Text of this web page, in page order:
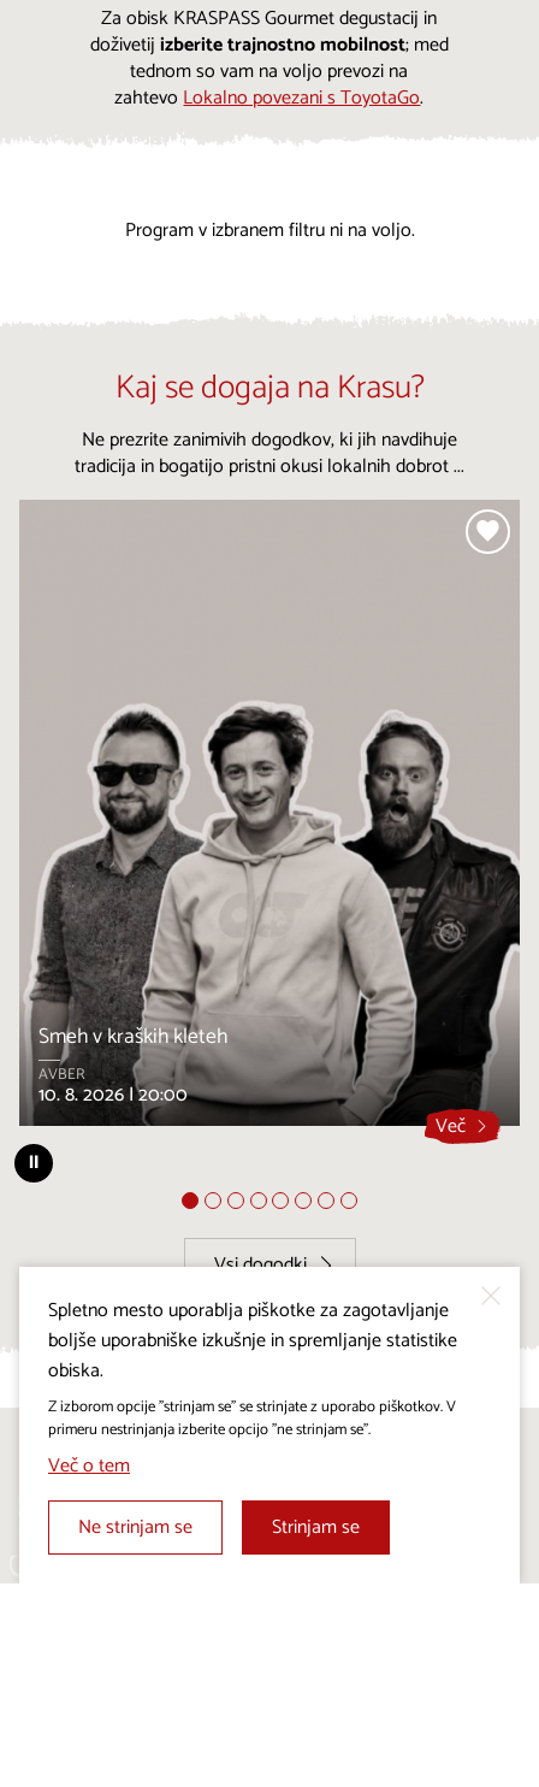
Za obisk KRASPASS Gourmet degustacij in
doživetijizberite trajnostno mobilnost; med
tednom so vam na voljo prevozi na
zahtevoLokalno povezani s ToyotaGo.
Program v izbranem filtru ni na voljo.
Kaj se dogaja na Krasu?
Ne prezrite zanimivih dogodkov, ki jih navdihuje
tradicija in bogatijo pristni okusi lokalnih dobrot ...
Smeh v kraških kleteh
AVBER
10. 8. 2026 |20:00
Več
⏸
Vsi dogodki
Spletno mesto uporablja piškotke za zagotavljanje
boljše uporabniške izkušnje in spremljanje statistike
obiska.
Z izborom opcije "strinjam se" se strinjate z uporabo piškotkov. V
primeru nestrinjanja izberite opcijo "ne strinjam se".
Več o tem
Ne strinjam se
Strinjam se